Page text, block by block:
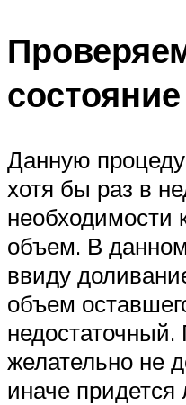
Данную
хотя бы раз в
необходимости
объем. В
ввиду
объем
недостаточный.
желательно не
иначе придется